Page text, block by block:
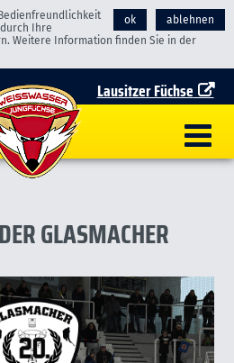
ok ablehnen
Ihre
Weitere Information finden Sie in der
Lausitzer Füchse
GLASMACHER